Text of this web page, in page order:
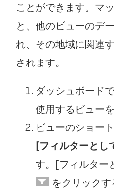
ことができます。マ
と、他のビューのデ
れ、その地域に関連
されます。
ダッシュボード
使用するビュー
ビューのショー
[フィルターとし
す。[フィルター
をクリック